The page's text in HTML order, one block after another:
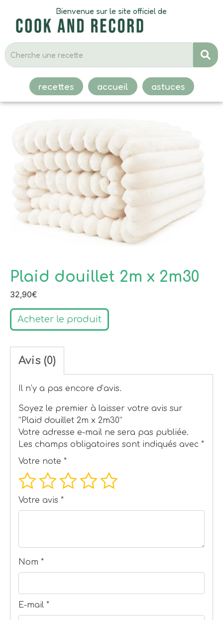
Bienvenue sur le site officiel de
recettes accueil astuces
Plaid douillet 2m x 2m30
32,90€
Acheter le produit
Avis (0)
Il n’y a pas encore d’avis.
Soyez le premier à laisser votre avis sur
“Plaid douillet 2m x 2m30”
Votre adresse e-mail ne sera pas publiée.
Les champs obligatoires sont indiqués avec *
Votre note *
Votre avis *
Nom *
E-mail *